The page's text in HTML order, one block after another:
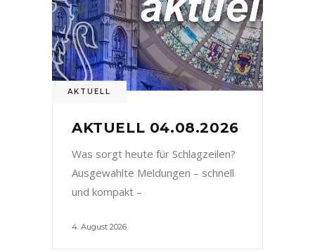
AKTUELL
AKTUELL 04.08.2026
Was sorgt heute für Schlagzeilen?
Ausgewählte Meldungen – schnell
und kompakt –
4. August 2026